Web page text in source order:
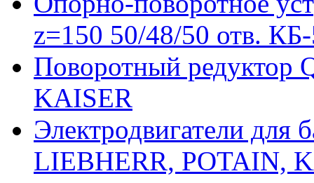
z=150 50/48/50 отв.
Поворотный редуктор
KAISER
Электродвигатели для
LIEBHERR, POTAIN,